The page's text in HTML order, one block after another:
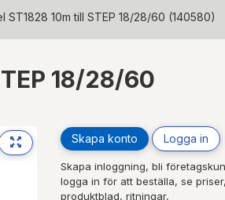
ST1828 10m till STEP 18/28/60 (140580)
18/28/60
Skapa konto Logga in
Skapa inloggning, bli
logga in för att beställa, se priser,
produktblad, ritningar,